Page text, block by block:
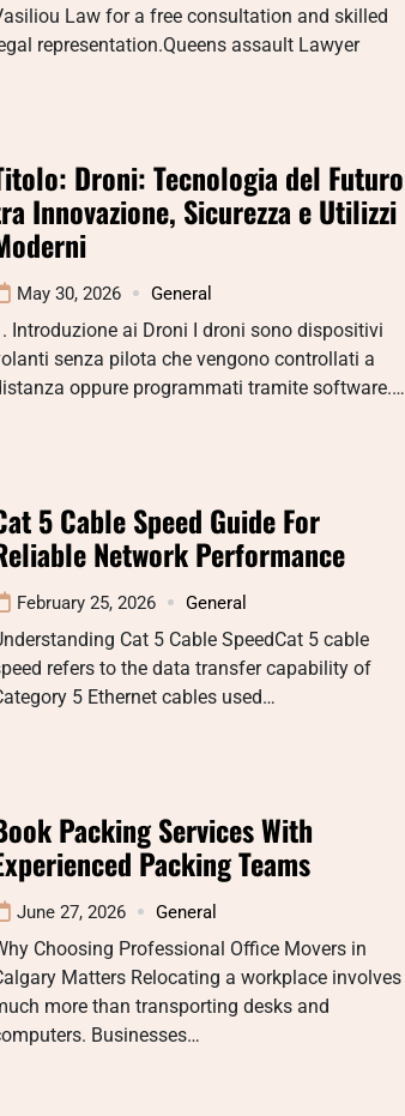
Law for a free consultation and skilled
representation.Queens assault Lawyer
Droni: Tecnologia del Futuro
Innovazione, Sicurezza e Utilizzi
May 30, 2026 General
Introduzione ai Droni I droni sono dispositivi
senza pilota che vengono controllati a
oppure programmati tramite software.…
5 Cable Speed Guide For
Network Performance
February 25, 2026 General
Cat 5 Cable SpeedCat 5 cable
refers to the data transfer capability of
5 Ethernet cables used…
Packing Services With
Packing Teams
June 27, 2026 General
Choosing Professional Office Movers in
Matters Relocating a workplace involves
more than transporting desks and
Businesses…